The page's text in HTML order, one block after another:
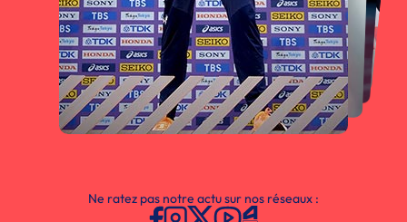
Ne ratez pas notre actu sur nos réseaux :